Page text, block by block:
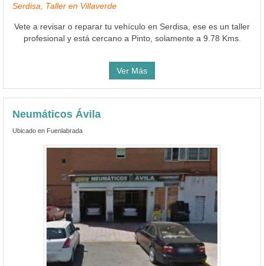
Serdisa, Taller en Villaverde
Vete a revisar o reparar tu vehículo en Serdisa, ese es un taller
profesional y está cercano a Pinto, solamente a 9.78 Kms.
Ver Más
Neumáticos Ávila
Ubicado en Fuenlabrada